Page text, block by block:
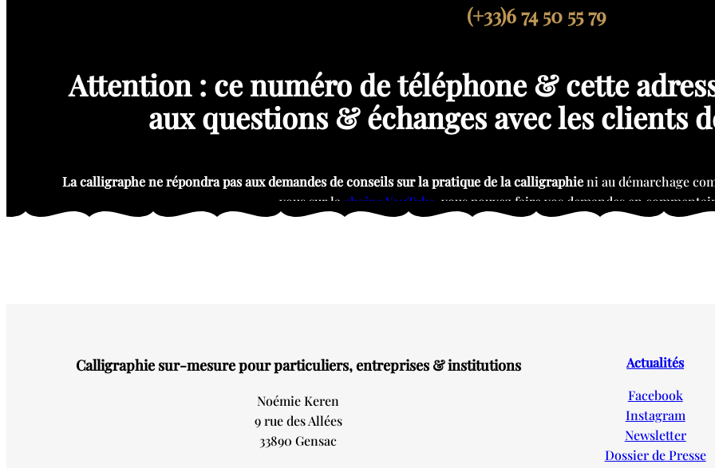
(+33)6 74 50 55 79
Attention : ce numéro de téléphone & cette
aux questions & échanges avec les clients
La calligraphe ne répondra pas aux demandes de conseils sur la pratique de la calligraphieni au démarchage
vous sur la chaîne YouTube , vous pouvez faire vos demandes en
Calligraphie sur-mesure pour particuliers, entreprises & institutions
Noémie Keren
9 rue des Allées
33890 Gensac
Actualités
Facebook
Instagram
Newsletter
Dossier de Presse